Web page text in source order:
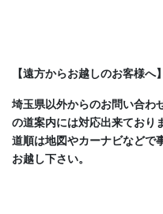
【遠方からお越しのお客様へ】
埼玉県以外からのお問い合わ
の道案内には対応出来ており
道順は地図やカーナビなどで
お越し下さい。